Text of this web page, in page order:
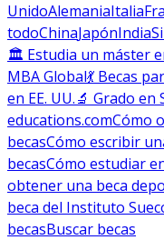
UnidoAlemaniaItalia
todoChinaJapónIndia
🏛 Estudia un máster
MBA Global💃 Becas
en EE. UU.🔬 Grado en
educations.comCómo
becasCómo escribir
becasCómo estudiar
obtener una beca
beca del Instituto
becasBuscar becas